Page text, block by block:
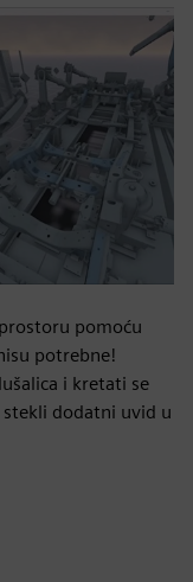
pomoću
potrebne!
i kretati se
stekli dodatni uvid u